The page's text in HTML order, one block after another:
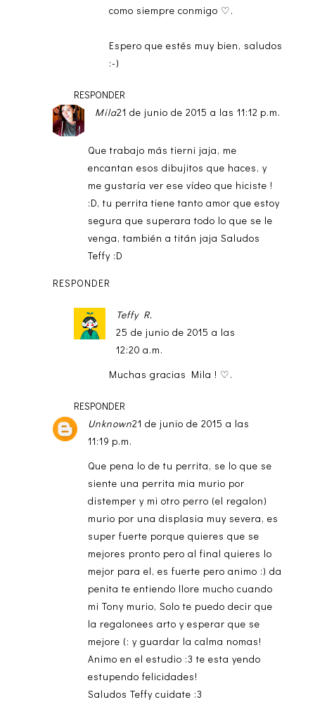
como siempre conmigo ♡.
Espero que estés muy bien, saludos
:-)
RESPONDER
Mila21 de junio de 2015 a las 11:12 p.m.
Que trabajo más tierni jaja, me
encantan esos dibujitos que haces, y
me gustaría ver ese vídeo que hiciste !
:D, tu perrita tiene tanto amor que estoy
segura que superara todo lo que se le
venga, también a titán jaja Saludos
Teffy :D
RESPONDER
Teffy R.
25 de junio de 2015 a las
12:20 a.m.
Muchas gracias Mila ! ♡.
RESPONDER
Unknown21 de junio de 2015 a las
11:19 p.m.
Que pena lo de tu perrita, se lo que se
siente una perrita mia murio por
distemper y mi otro perro (el regalon)
murio por una displasia muy severa, es
super fuerte porque quieres que se
mejores pronto pero al final quieres lo
mejor para el, es fuerte pero animo :) da
penita te entiendo llore mucho cuando
mi Tony murio, Solo te puedo decir que
la regalonees arto y esperar que se
mejore (: y guardar la calma nomas!
Animo en el estudio :3 te esta yendo
estupendo felicidades!
Saludos Teffy cuidate :3